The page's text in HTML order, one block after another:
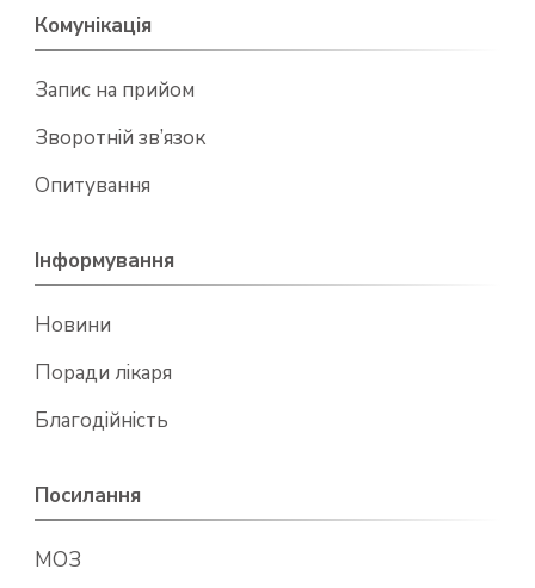
Комунікація
Запис на прийом
Зворотній зв’язок
Опитування
Інформування
Новини
Поради лікаря
Благодійність
Посилання
МОЗ